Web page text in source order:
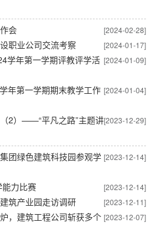
[2024-02-28]
会
[2024-01-17]
职业公司交流考察
[2024-01-09]
学年第一学期评教评学活
[2024-01-04]
年第一学期期末教学工作
[2023-12-29]
2）——“平凡之路”主题讲
[2023-12-14]
团绿色建筑科技园参观学
[2023-12-14]
力比赛
[2023-12-11]
筑产业园走访调研
[2023-12-07]
，建筑工程公司斩获多个